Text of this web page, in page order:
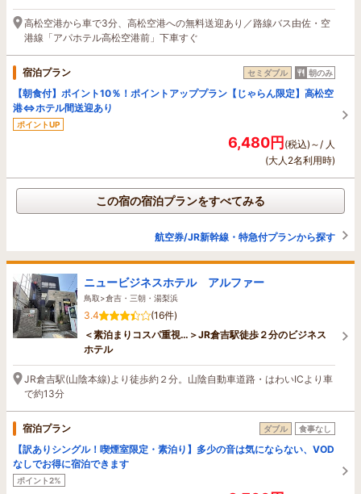
高松空港から車で3分、高松空港への無料送迎あり／路線バス由佐・空
港線「アパホテル高松空港前」下車すぐ
宿泊プラン セミダブル 朝のみ
【朝食付】ポイント10％！ポイントアッププラン【じゃらん限定】高松空
港⇔ホテル間送迎あり
ポイントUP
6,480円(税込)～/ 人
(大人2名利用時)
この宿の宿泊プランをすべてみる
航空券/JR新幹線・特急付プランから探す
ニュービジネスホテル アルファー
鳥取>倉吉・三朝・湯梨浜
3.4
(16件)
＜素泊まりコスパ重視…＞JR倉吉駅徒歩２分のビジネス
ホテル
JR倉吉駅(山陰本線)より徒歩約２分。山陰自動車道路・はわいICより車
で約13分
宿泊プラン ダブル 食事なし
【訳ありシングル！喫煙室限定・素泊り】多少の音は気にならない、VOD
なしでお得に宿泊できます
ポイント2%